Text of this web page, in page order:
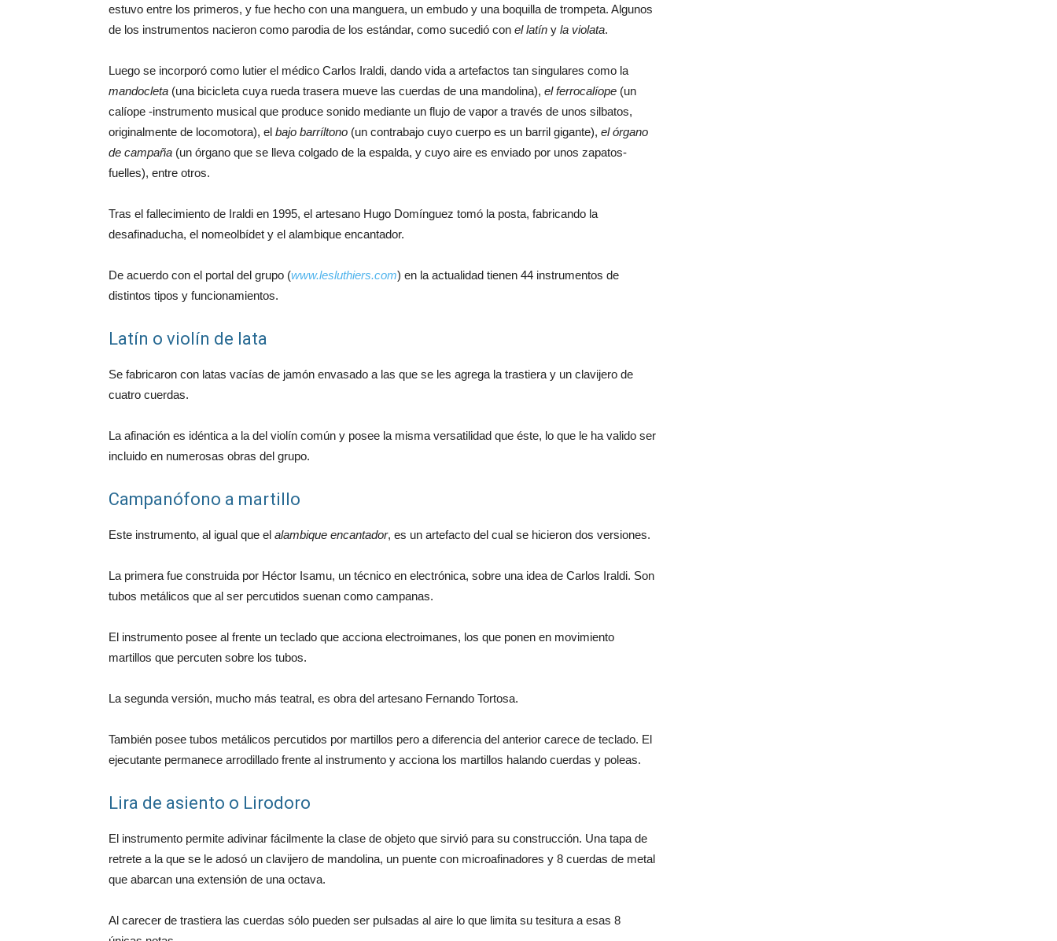
estuvo entre los primeros, y fue hecho con una manguera, un embudo y una boquilla de trompeta. Algunos
de los instrumentos nacieron como parodia de los estándar, como sucedió con el latín y la violata.
Luego se incorporó como lutier el médico Carlos Iraldi, dando vida a artefactos tan singulares como la
mandocleta (una bicicleta cuya rueda trasera mueve las cuerdas de una mandolina), el ferrocalíope (un
calíope -instrumento musical que produce sonido mediante un flujo de vapor a través de unos silbatos,
originalmente de locomotora), el bajo barríltono (un contrabajo cuyo cuerpo es un barril gigante), el órgano
de campaña (un órgano que se lleva colgado de la espalda, y cuyo aire es enviado por unos zapatos-
fuelles), entre otros.
Tras el fallecimiento de Iraldi en 1995, el artesano Hugo Domínguez tomó la posta, fabricando la
desafinaducha, el nomeolbídet y el alambique encantador.
De acuerdo con el portal del grupo (www.lesluthiers.com) en la actualidad tienen 44 instrumentos de
distintos tipos y funcionamientos.
Latín o violín de lata
Se fabricaron con latas vacías de jamón envasado a las que se les agrega la trastiera y un clavijero de
cuatro cuerdas.
La afinación es idéntica a la del violín común y posee la misma versatilidad que éste, lo que le ha valido ser
incluido en numerosas obras del grupo.
Campanófono a martillo
Este instrumento, al igual que el alambique encantador, es un artefacto del cual se hicieron dos versiones.
La primera fue construida por Héctor Isamu, un técnico en electrónica, sobre una idea de Carlos Iraldi. Son
tubos metálicos que al ser percutidos suenan como campanas.
El instrumento posee al frente un teclado que acciona electroimanes, los que ponen en movimiento
martillos que percuten sobre los tubos.
La segunda versión, mucho más teatral, es obra del artesano Fernando Tortosa.
También posee tubos metálicos percutidos por martillos pero a diferencia del anterior carece de teclado. El
ejecutante permanece arrodillado frente al instrumento y acciona los martillos halando cuerdas y poleas.
Lira de asiento o Lirodoro
El instrumento permite adivinar fácilmente la clase de objeto que sirvió para su construcción. Una tapa de
retrete a la que se le adosó un clavijero de mandolina, un puente con microafinadores y 8 cuerdas de metal
que abarcan una extensión de una octava.
Al carecer de trastiera las cuerdas sólo pueden ser pulsadas al aire lo que limita su tesitura a esas 8